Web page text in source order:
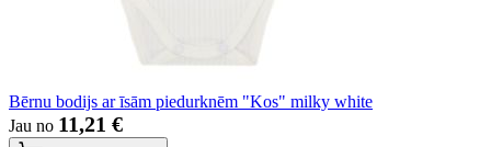
Bērnu bodijs ar īsām piedurknēm "Kos" milky white
Jau no 11,21 €